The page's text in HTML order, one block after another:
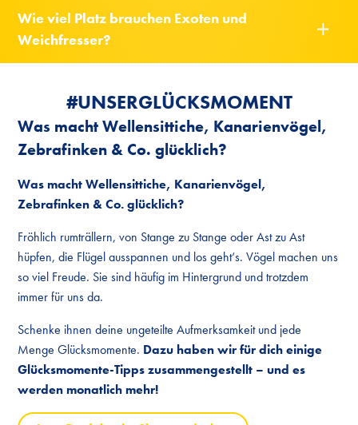
Wie viel Platz brauchen Exoten und
Weichfresser?
#UNSER­GLÜCKS­MOMENT
Was macht Wellensittiche, Kanarienvögel,
Zebrafinken & Co. glücklich?
Was macht Wellensittiche, Kanarienvögel,
Zebrafinken & Co. glücklich?
Fröhlich rumträllern, von Stange zu Stange oder Ast zu Ast
hüpfen, die Flügel ausspannen und los geht‘s. Vögel machen uns
so viel Freude. Sie sind häufig im Hintergrund und trotzdem
immer für uns da.
Schenke ihnen deine ungeteilte Aufmerksamkeit und jede
Menge Glücksmomente. Dazu haben wir für dich einige
Glücksmomente-Tipps zusammengestellt – und es
werden monatlich mehr!